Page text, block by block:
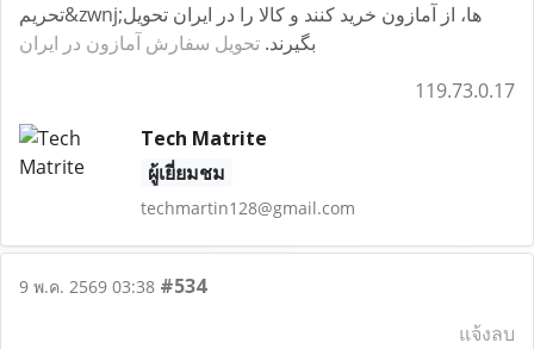
تحریم&zwnj;ها، از آمازون خرید کنند و کالا را در ایران تحویل
بگیرند. تحویل سفارش آمازون در ایران
119.73.0.17
Tech Matrite
ผู้เยี่ยมชม
techmartin128@gmail.com
9 พ.ค. 2569 03:38 #534
แจ้งลบ